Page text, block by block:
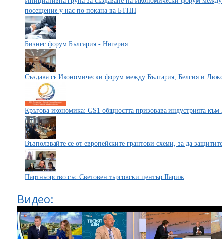
посещение у нас по покана на БТПП
Бизнес форум България - Нигерия
Създава се Икономически форум между България, Белгия и
Кръгова икономика: GS1 общността призовава индустрията към
Възползвайте се от европейските грантови схеми, за да
Партньорство със Световен търговски център Париж
Видео: